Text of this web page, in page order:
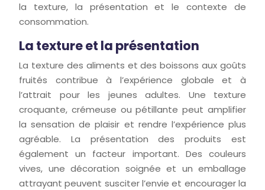
la texture, la présentation et le contexte de
consommation.
La texture et la présentation
La texture des aliments et des boissons aux goûts
fruités contribue à l’expérience globale et à
l’attrait pour les jeunes adultes. Une texture
croquante, crémeuse ou pétillante peut amplifier
la sensation de plaisir et rendre l’expérience plus
agréable. La présentation des produits est
également un facteur important. Des couleurs
vives, une décoration soignée et un emballage
attrayant peuvent susciter l’envie et encourager la